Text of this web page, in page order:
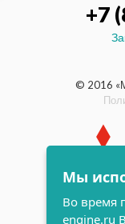
+7
© 2016
Мы
Во время
engine.ru